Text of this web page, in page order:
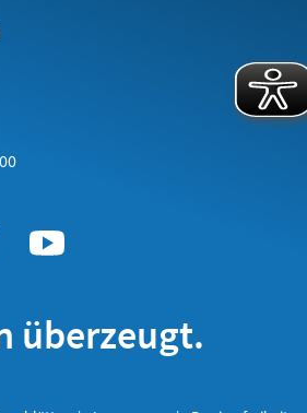
überzeugt.